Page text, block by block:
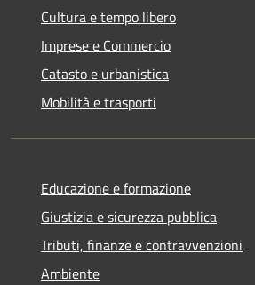
Cultura e tempo libero
Imprese e Commercio
Catasto e urbanistica
Mobilità e trasporti
Educazione e formazione
Giustizia e sicurezza pubblica
Tributi, finanze e contravvenzioni
Ambiente